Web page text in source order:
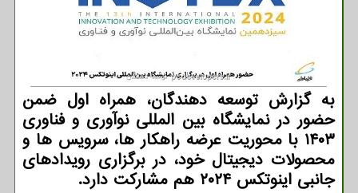
به گزارش توسعه دهندگان، همراه اول ضمن
حضور در نمایشگاه بین المللی نوآوری و فناوری
۱۴۰۳ با محوریت عرضه راهکار ها، سرویس ها و
محصولات دیجیتال خود، در برگزاری رویدادهای
جانبی اینوتکس ۲۰۲۴ هم مشارکت دارد.